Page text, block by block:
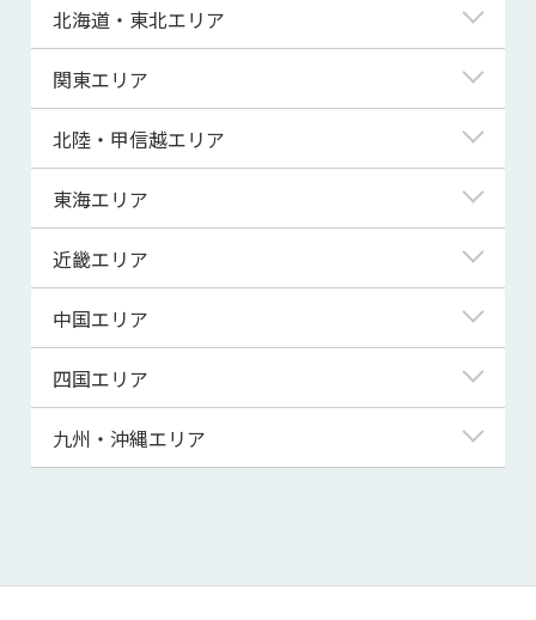
北海道・東北エリア
北海道
青森県
宮城県
秋田県
山形県
関東エリア
東京都
神奈川県
埼玉県
千葉県
茨城県
群馬県
北陸・甲信越エリア
新潟県
富山県
福井県
山梨県
長野県
東海エリア
岐阜県
静岡県
三重県
近畿エリア
滋賀県
京都府
大阪府
兵庫県
和歌山県
中国エリア
鳥取県
島根県
山口県
四国エリア
徳島県
高知県
九州・沖縄エリア